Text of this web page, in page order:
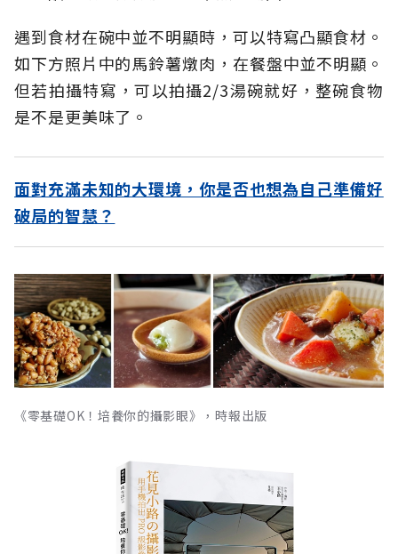
遇到食材在碗中並不明顯時，可以特寫凸顯食材。
如下方照片中的馬鈴薯燉肉，在餐盤中並不明顯。
但若拍攝特寫，可以拍攝2/3湯碗就好，整碗食物
是不是更美味了。
面對充滿未知的大環境，你是否也想為自己準備好
破局的智慧？
《零基礎OK！培養你的攝影眼》，時報出版